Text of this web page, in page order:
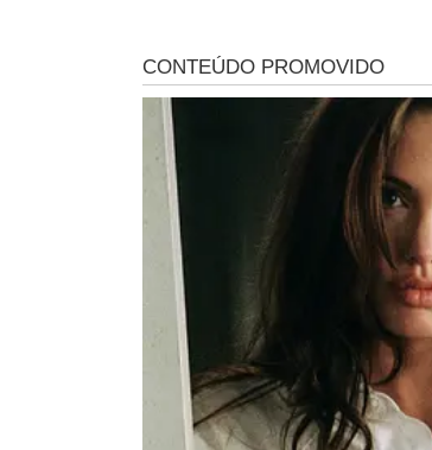
infeccionado e cause uma série de
mutações que fazem com que uma pessoa
causados pela ação dele dentro do
sintomas diminuindo e desaparecendo até
O VÍRUS DA H1N1
O H1N1 é um tipo de vírus que também
H1N1. Esse é a variação de vírus da gripe
forte da gripe, que precisa ser tratada
paciente ao óbito.